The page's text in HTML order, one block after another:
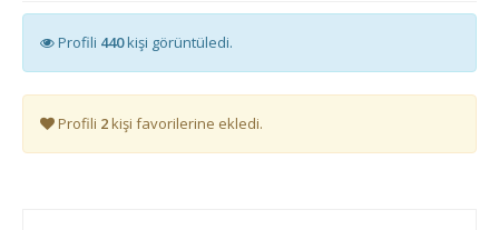
Profili 440kişi görüntüledi.
Profili 2kişi favorilerine ekledi.